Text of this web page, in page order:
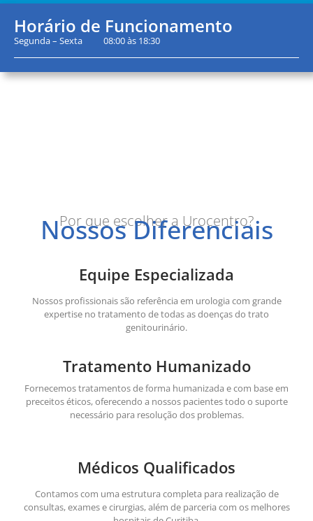
Horário de Funcionamento
Segunda – Sexta 08:00 às 18:30
Por que escolher a Urocentro?
Nossos Diferenciais
Equipe Especializada
Nossos profissionais são referência em urologia com grande
expertise no tratamento de todas as doenças do trato
genitourinário.
Tratamento Humanizado
Fornecemos tratamentos de forma humanizada e com base em
preceitos éticos, oferecendo a nossos pacientes todo o suporte
necessário para resolução dos problemas.
Médicos Qualificados
Contamos com uma estrutura completa para realização de
consultas, exames e cirurgias, além de parceria com os melhores